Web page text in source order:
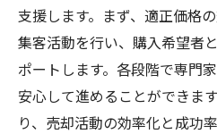
支援します。まず、適正価格
集客活動を行い、購入希望者
ポートします。各段階で専門
安心して進めることができま
り、売却活動の効率化と成功